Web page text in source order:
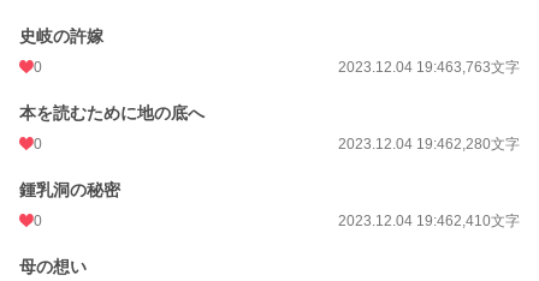
史岐の許嫁
0 2023.12.04 19:463,763文字
本を読むために地の底へ
0 2023.12.04 19:462,280文字
鍾乳洞の秘密
0 2023.12.04 19:462,410文字
母の想い